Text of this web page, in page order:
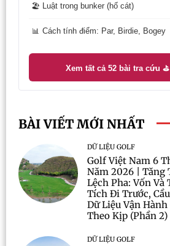
🏖️ Luật trong bunker (hố cát)
📊 Cách tính điểm: Par, Birdie, Bogey
Xem tất cả 52 bài tra cứu ⛳
BÀI VIẾT MỚI NHẤT
DỮ LIỆU GOLF
Golf Việt Nam 6
Năm 2026 | Tăng
Lệch Pha: Vốn Và
Tích Đi Trước,
Dữ Liệu Vận Hành
Theo Kịp (Phần 2)
DỮ LIỆU GOLF